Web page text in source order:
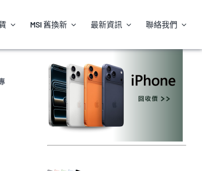
MSI 舊換新 最新資訊 聯絡我們